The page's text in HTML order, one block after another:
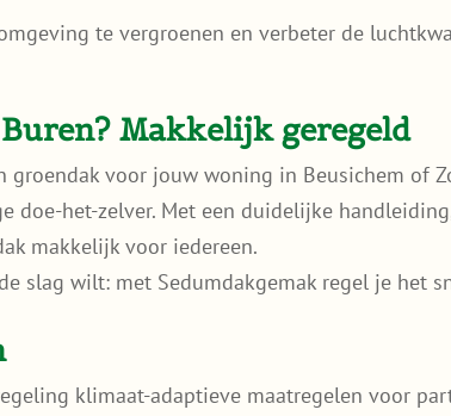
te vergroenen en verbeter de
Makkelijk geregeld
groendak voor jouw woning in Beusichem of
doe-het-zelver. Met een duidelijke
makkelijk voor iedereen.
slag wilt: met Sedumdakgemak regel je het
klimaat-adaptieve maatregelen voor